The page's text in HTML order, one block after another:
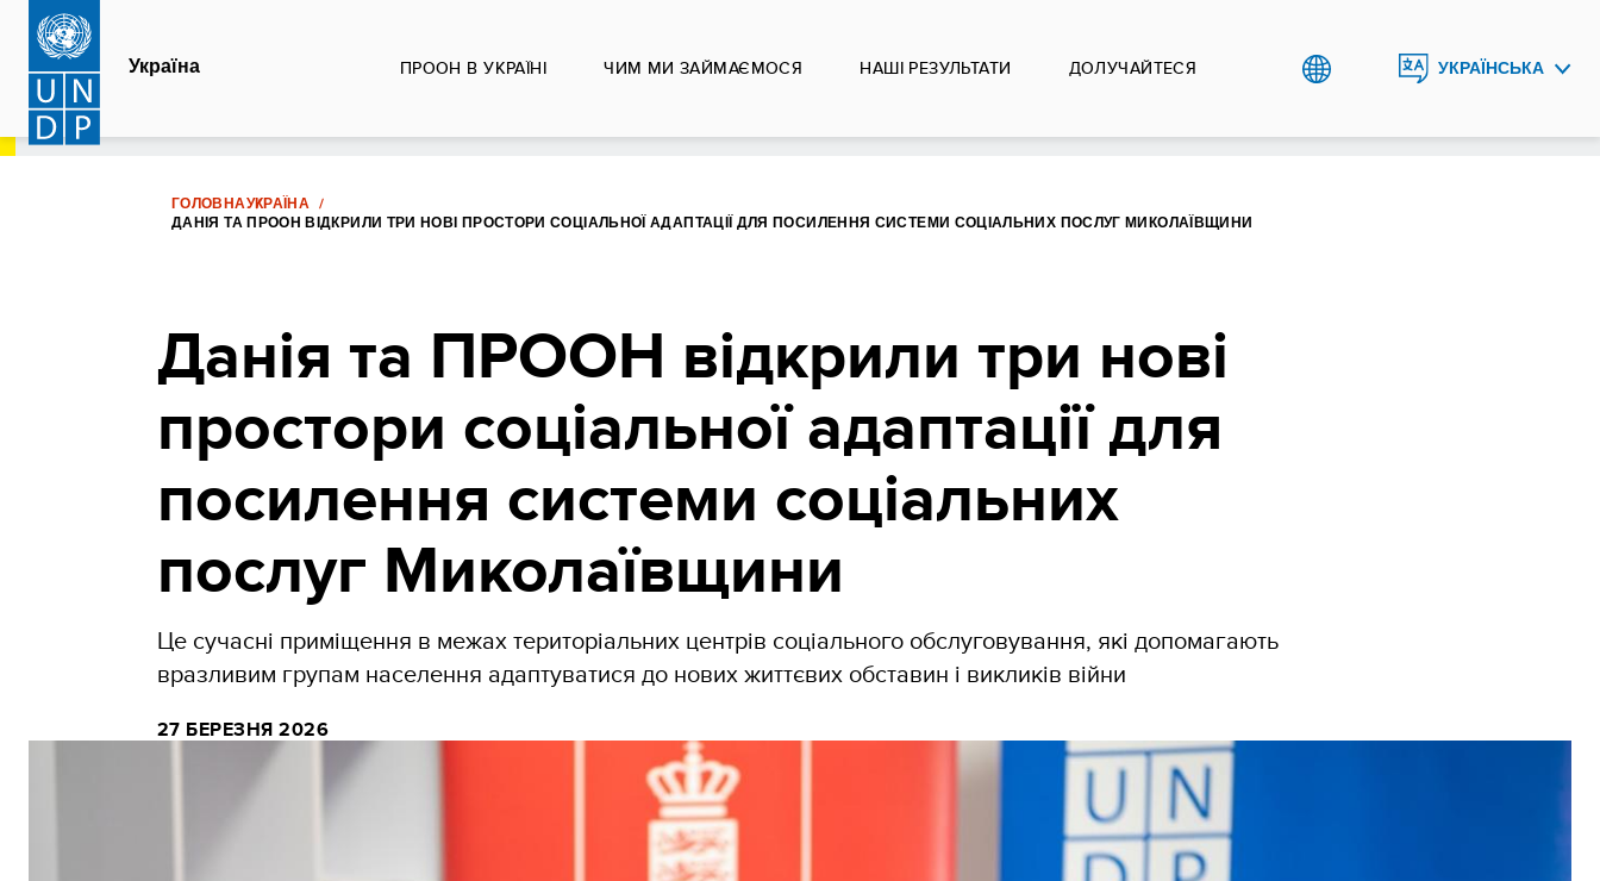
Перейти
основного
вмісту
Україна ПРООН В УКРАЇНІ ЧИМ МИ ЗАЙМАЄМОСЯ НАШІ РЕЗУЛЬТАТИ ДОЛУЧАЙТЕСЯ УКРАЇНСЬКА
ГОЛОВНАУКРАЇНА
ДАНІЯ ТА ПРООН ВІДКРИЛИ ТРИ НОВІ ПРОСТОРИ СОЦІАЛЬНОЇ АДАПТАЦІЇ ДЛЯ ПОСИЛЕННЯ СИСТЕМИ СОЦІАЛЬНИХ ПОСЛУГ МИКОЛАЇВЩИНИ
Данія та ПРООН відкрили три нові
простори соціальної адаптації для
посилення системи соціальних
послуг Миколаївщини
Це сучасні приміщення в межах територіальних центрів соціального обслуговування, які допомагають
вразливим групам населення адаптуватися до нових життєвих обставин і викликів війни
27 БЕРЕЗНЯ 2026